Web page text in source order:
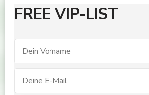
FREE VIP-LIST